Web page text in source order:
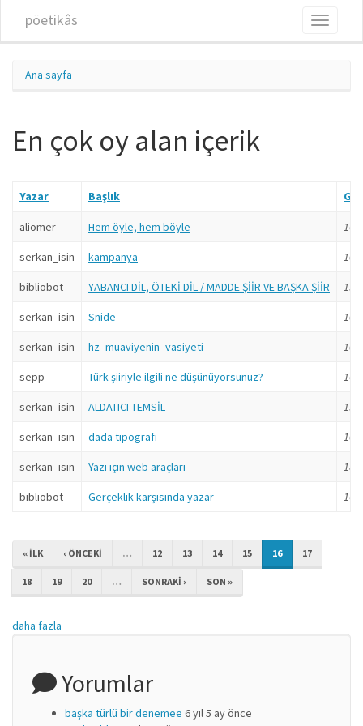
pöetikâs
Toggle
Ana sayfa
En çok oy alan içerik
Yazar Başlık
aliomer Hem öyle, hem böyle 16
serkan_isin kampanya 10
bibliobot YABANCI DİL, ÖTEKİ DİL / MADDE ŞİİR VE BAŞKA ŞİİR 19
serkan_isin Snide 10
serkan_isin hz_muaviyenin_vasiyeti 10
sepp Türk şiiriyle ilgili ne düşünüyorsunuz? 16
serkan_isin ALDATICI TEMSİL 19
serkan_isin dada tipografi 10
serkan_isin Yazı için web araçları 18
bibliobot Gerçeklik karşısında yazar 16
« ILK ‹ ÖNCEKI … 12 13 14 15 16 17
18 19 20 … SONRAKI › SON »
daha fazla
Yorumlar
başka türlü bir denemee 6 yıl 5 ay önce